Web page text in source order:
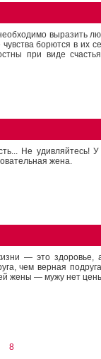
выразить
борются в их
при виде
Не удивляйтесь!
жена.
— это
чем верная
жены — мужу нет
8